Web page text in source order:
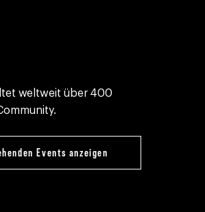
weltweit über 400
Events anzeigen